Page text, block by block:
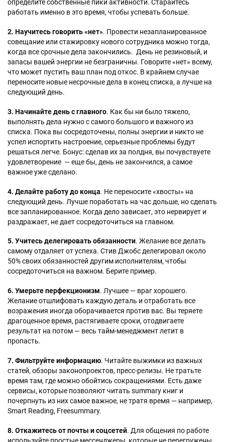
определите собственные пики активности. Старайтесь
работать именно в это время, чтобы успевать больше.
2. Научитесь говорить «нет». Провести незапланированное
совещание или стажировку нового сотрудника можно тогда,
когда все срочные дела закончились. День не резиновый, и
запасы вашей энергии не безграничны. Говорите «нет» всему,
что может пустить ваш план под откос. В крайнем случае
переносите новые несрочные дела в конец списка, а лучше на
следующий день.
3. Начинайте день с главного. Как бы ни было тяжело,
выполнять дела нужно с самого большого и важного из
списка. Пока вы сосредоточены, полны энергии и никто не
успел испортить настроение, серьезные проблемы будут
решаться легче. Бонус: сделав их за полдня, вы почувствуете
удовлетворение — еще бы, день не закончился, а самое
важное уже сделано.
4. Делайте работу до конца. Не переносите «хвосты» на
следующий день. Лучше поработать на час дольше, но сделать
все запланированное. Когда дело зависает, это нервирует и
раздражает, не дает сосредоточиться на главном.
5. Учитесь делегировать обязанности. Желание все делать
самому отдаляет от успеха. Стив Джобс делегировал около
50% своих обязанностей другим исполнителям, чтобы
сосредоточиться на важном. Берите пример.
6. Умерьте перфекционизм. Лучшее — враг хорошего.
Желание отшлифовать каждую деталь и отработать все
возражения иногда оборачивается против вас. Вы теряете
драгоценное время, растягиваете сроки, отодвигаете
результат на потом — весь тайм-менеджмент летит в
пропасть.
7. Фильтруйте информацию. Читайте выжимки из важных
статей, обзоры законопроектов, пресс-релизы. Не тратьте
время там, где можно обойтись сокращениями. Есть даже
сервисы, которые позволяют читать summary книг и
почерпнуть из них самое важное, не тратя время — например,
Smart Reading, Freesummary.
8. Откажитесь от почты и соцсетей. Для общения по работе
используйте простые мессенджеры, которые не перегружены